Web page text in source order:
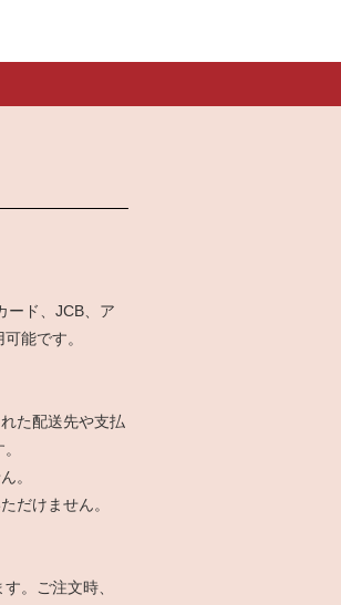
ード、JCB、ア
能です。
た配送先や支払
。
だけません。
。ご注文時、